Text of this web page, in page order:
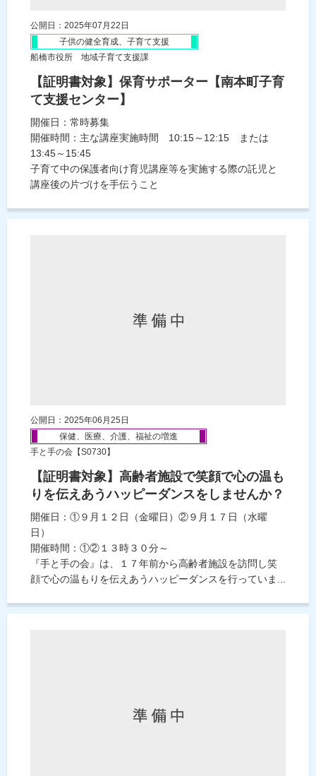
公開日：2025年07月22日
子供の健全育成、子育て支援
船橋市役所 地域子育て支援課
【証明書対象】保育サポーター【南本町子育
て支援センター】
開催日：常時募集
開催時間：主な講座実施時間 10:15～12:15 または
13:45～15:45
子育て中の保護者向け育児講座等を実施する際の託児と
講座後の片づけを手伝うこと
公開日：2025年06月25日
保健、医療、介護、福祉の増進
手と手の会【S0730】
【証明書対象】高齢者施設で笑顔で心の温も
りを伝えあうハッピーダンスをしませんか？
開催日：①９月１２日（金曜日）②９月１７日（水曜
日）
開催時間：①②１３時３０分～
『手と手の会』は、１７年前から高齢者施設を訪問し笑
顔で心の温もりを伝えあうハッピーダンスを行っていま...